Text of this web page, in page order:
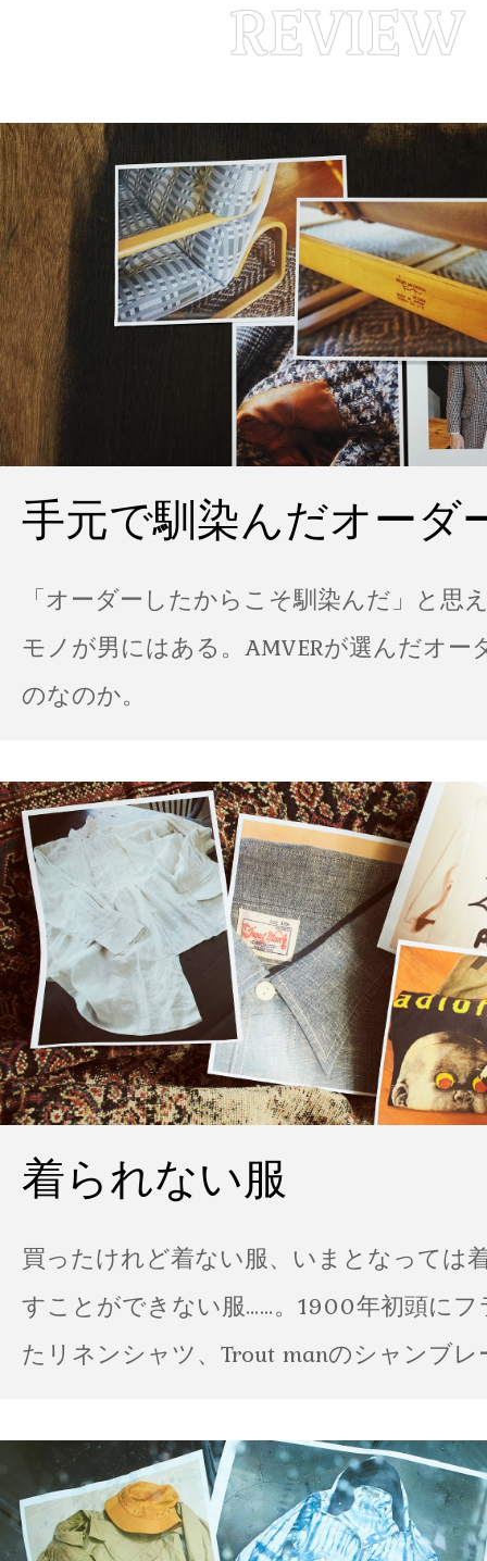
手元で馴染んだオーダ
「オーダーしたからこそ馴染んだ」と思
モノが男にはある。AMVERが選んだオー
のなのか。
着られない服
買ったけれど着ない服、いまとなっては
すことができない服……。1900年初頭に
たリネンシャツ、Trout manのシャンブ